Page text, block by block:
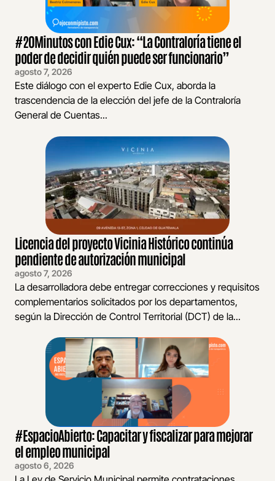
#20Minutos con Edie Cux: “La Contraloría tiene el
poder de decidir quién puede ser funcionario”
agosto 7, 2026
Este diálogo con el experto Edie Cux, aborda la
trascendencia de la elección del jefe de la Contraloría
General de Cuentas...
Licencia del proyecto Vicinia Histórico continúa
pendiente de autorización municipal
agosto 7, 2026
La desarrolladora debe entregar correcciones y requisitos
complementarios solicitados por los departamentos,
según la Dirección de Control Territorial (DCT) de la...
#EspacioAbierto: Capacitar y fiscalizar para mejorar
el empleo municipal
agosto 6, 2026